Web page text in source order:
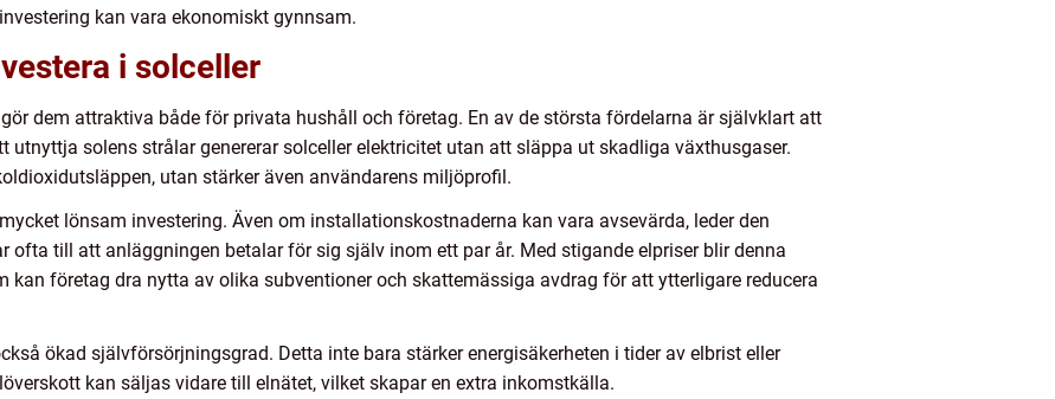
kan vara ekonomiskt gynnsam.
i solceller
dem attraktiva både för privata hushåll och företag. En av de största fördelarna är självklart att
utnyttja solens strålar genererar solceller elektricitet utan att släppa ut skadliga växthusgaser.
utan stärker även användarens miljöprofil.
lönsam investering. Även om installationskostnaderna kan vara avsevärda, leder den
ofta till att anläggningen betalar för sig själv inom ett par år. Med stigande elpriser blir denna
kan företag dra nytta av olika subventioner och skattemässiga avdrag för att ytterligare reducera
ökad självförsörjningsgrad. Detta inte bara stärker energisäkerheten i tider av elbrist eller
kan säljas vidare till elnätet, vilket skapar en extra inkomstkälla.